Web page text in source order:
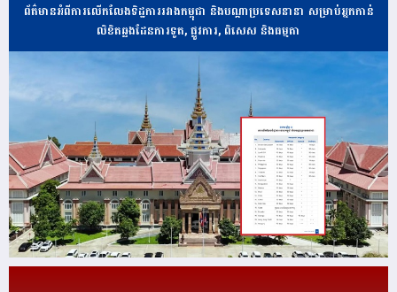
ព័ត៌មានអំពីការលើកលែងទិដ្ឋការរវាងកម្ពុជា និងបណ្ដាប្រទេសនានា សម្រាប់អ្នកកាន់
លិខិតឆ្លងដែនការទូត, ផ្លូវការ, ពិសេស និងធម្មតា